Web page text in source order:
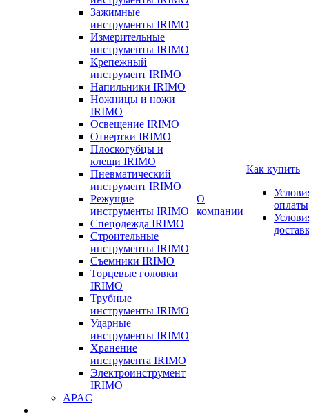
Зажимные
инструменты IRIMO
Измерительные
инструменты IRIMO
Крепежный
инструмент IRIMO
Напильники IRIMO
Ножницы и ножи
IRIMO
Освещение IRIMO
Отвертки IRIMO
Плоскогубцы и
клещи IRIMO
Пневматический
инструмент IRIMO
Режущие
инструменты IRIMO
Спецодежда IRIMO
Строительные
инструменты IRIMO
Съемники IRIMO
Торцевые головки
IRIMO
Трубные
инструменты IRIMO
Ударные
инструменты IRIMO
Хранение
инструмента IRIMO
Электроинструмент
IRIMO
APAC
О
компании
Как купить
оплаты